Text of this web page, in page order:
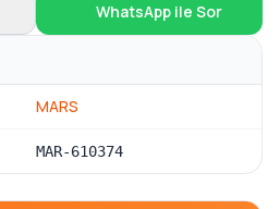
WhatsApp ile Sor
MARS
MAR-610374